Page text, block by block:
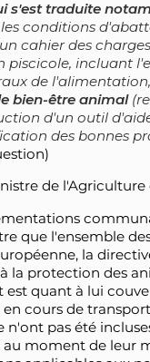
s'est traduite
conditions
cahier des
piscicole, incluant
de l'alimentation,
bien-être animal
d'un outil
des bonnes
de
que l'ensemble
la
la protection des
est quant à lui
cours de
n'ont pas été
moment de leur